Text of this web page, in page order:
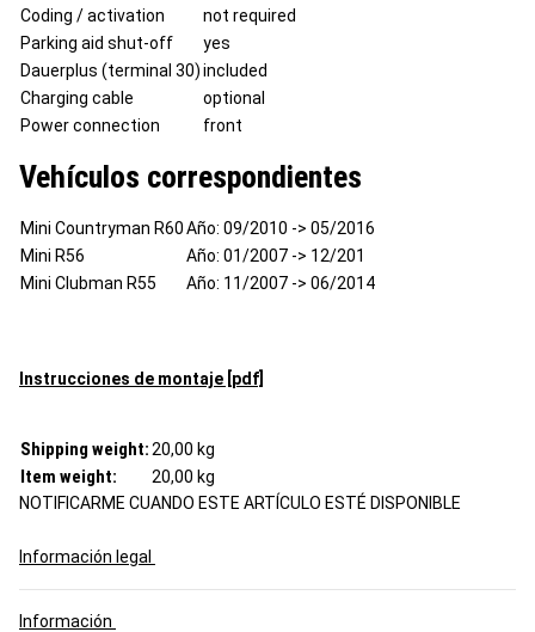
Coding / activation
not required
Parking aid shut-off
yes
Dauerplus (terminal 30)included
Charging cable
optional
Power connection
front
Vehículos correspondientes
Mini Countryman R60Año: 09/2010 -> 05/2016
Mini R56
Año: 01/2007 -> 12/201
Mini Clubman R55
Año: 11/2007 -> 06/2014
Instrucciones de montaje [pdf]
Shipping weight:20,00 kg
Item weight: 20,00 kg
NOTIFICARME CUANDO ESTE ARTÍCULO ESTÉ DISPONIBLE
Información legal
Información